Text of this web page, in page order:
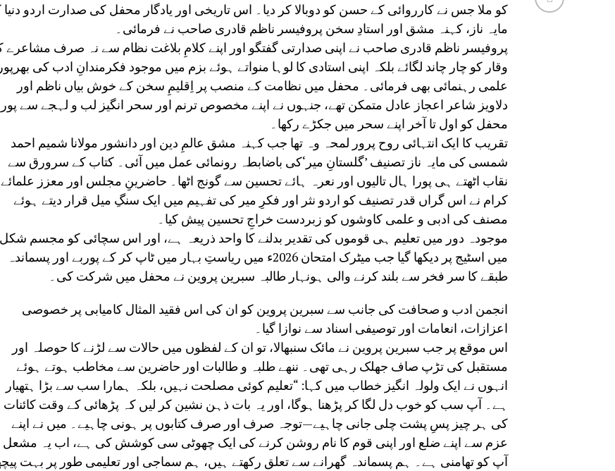
کو ملا جس نے کارروائی کے حسن کو دوبالا کر دیا۔ اس تاریخی اور یادگار محفل کی صدارت اردو
مایہ ناز، کہنہ مشق اور استادِ سخن پروفیسر ناظم قادری صاحب نے فرمائی۔
پروفیسر ناظم قادری صاحب نے اپنی صدارتی گفتگو اور اپنے کلامِ بلاغت نظام سے نہ صرف مشاعرے
وقار کو چار چاند لگائے بلکہ اپنی استادی کا لوہا منواتے ہوئے بزم میں موجود فکرمندانِ ادب کی بھرپور
علمی رہنمائی بھی فرمائی۔ محفل میں نظامت کے منصب پر اِقلیمِ سخن کے خوش بیاں ناظم اور
دلاویز شاعر اعجاز عادل متمکن تھے، جنہوں نے اپنے مخصوص ترنم اور سحر انگیز لب و لہجے سے
محفل کو اول تا آخر اپنے سحر میں جکڑے رکھا۔
تقریب کا ایک انتہائی روح پرور لمحہ وہ تھا جب کہنہ مشق عالمِ دین اور دانشور مولانا شمیم احمد
شمسی کی مایہ ناز تصنیف ’گلستانِ میر‘کی باضابطہ رونمائی عمل میں آئی۔ کتاب کے سرورق سے
نقاب اٹھتے ہی پورا ہال تالیوں اور نعرہ ہائے تحسین سے گونج اٹھا۔ حاضرینِ مجلس اور معزز علمائے
کرام نے اس گراں قدر تصنیف کو اردو نثر اور فکرِ میر کی تفہیم میں ایک سنگِ میل قرار دیتے ہوئے
مصنف کی ادبی و علمی کاوشوں کو زبردست خراجِ تحسین پیش کیا۔
موجودہ دور میں تعلیم ہی قوموں کی تقدیر بدلنے کا واحد ذریعہ ہے، اور اس سچائی کو مجسم شکل
میں اسٹیج پر دیکھا گیا جب میٹرک امتحان 2026ء میں ریاستِ بہار میں ٹاپ کر کے پوربے اور پسماندہ
طبقے کا سر فخر سے بلند کرنے والی ہونہار طالبہ سبرین پروین نے محفل میں شرکت کی۔
انجمن ادب و صحافت کی جانب سے سبرین پروین کو ان کی اس فقید المثال کامیابی پر خصوصی
اعزازات، انعامات اور توصیفی اسناد سے نوازا گیا۔
اس موقع پر جب سبرین پروین نے مائک سنبھالا، تو ان کے لفظوں میں حالات سے لڑنے کا حوصلہ اور
مستقبل کی تڑپ صاف جھلک رہی تھی۔ ننھے طلبہ و طالبات اور حاضرین سے مخاطب ہوتے ہوئے
انہوں نے ایک ولولہ انگیز خطاب میں کہا: “تعلیم کوئی مصلحت نہیں، بلکہ ہمارا سب سے بڑا ہتھیار
ہے۔ آپ سب کو خوب دل لگا کر پڑھنا ہوگا، اور یہ بات ذہن نشین کر لیں کہ پڑھائی کے وقت کائنات
کی ہر چیز پسِ پشت چلی جانی چاہیے—توجہ صرف اور صرف کتابوں پر ہونی چاہیے۔ میں نے اپنے
عزم سے اپنے ضلع اور اپنی قوم کا نام روشن کرنے کی ایک چھوٹی سی کوشش کی ہے، اب یہ مشعل
آپ کو تھامنی ہے۔ ہم پسماندہ گھرانے سے تعلق رکھتے ہیں، ہم سماجی اور تعلیمی طور پر بہت